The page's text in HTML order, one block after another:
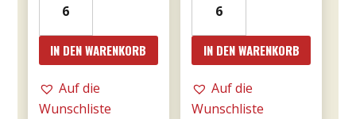
Amarone
dalla
Valpolicella
DOCG
0,75l
IN DEN WARENKORB
Auf die
Wunschliste
Amarone
Cá
Florian
RISERVA
0,75l
IN DEN WARENKORB
Auf die
Wunschliste